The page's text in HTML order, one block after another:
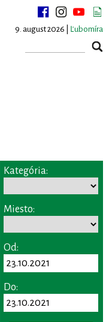
9. august 2026 | Ľubomíra
Kategória:
Miesto:
Od:
Do: